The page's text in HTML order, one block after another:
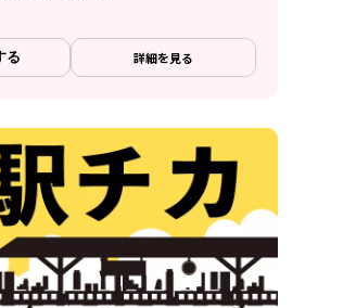
る 詳細を見る